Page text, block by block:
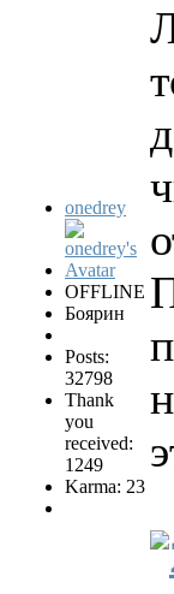
onedrey
OFFLINE
Боярин
Posts:
32798
Thank
you
received:
1249
Karma: 23